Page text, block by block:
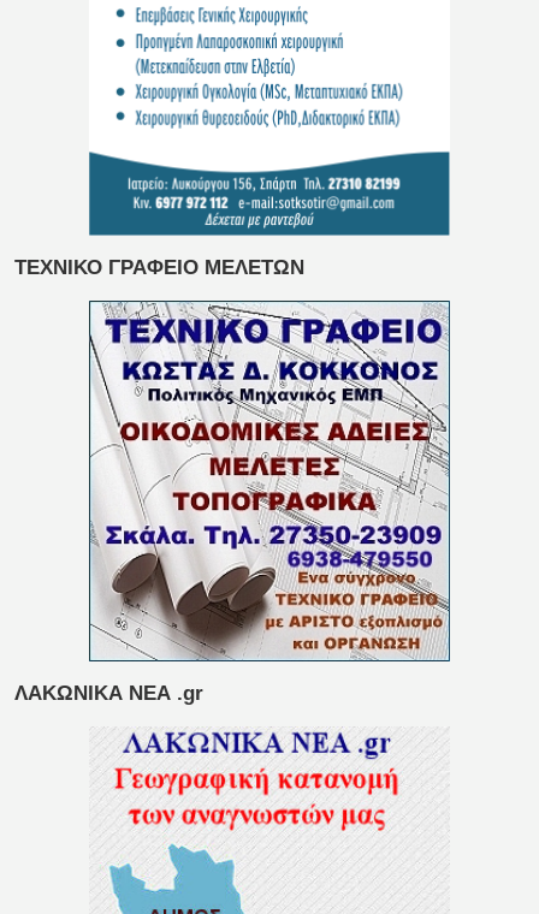
ΤΕΧΝΙΚΟ ΓΡΑΦΕΙΟ ΜΕΛΕΤΩΝ
ΛΑΚΩΝΙΚΑ ΝΕΑ .gr